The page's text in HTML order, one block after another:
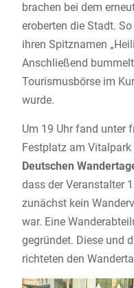
brachen bei dem
eroberten die Stadt.
ihren Spitznamen
Anschließend
Tourismusbörse im
wurde.
Um 19 Uhr fand unter
Festplatz am Vitalpark
Deutschen
dass der Veranstalter
zunächst kein
war. Eine
gegründet. Diese und
richteten den